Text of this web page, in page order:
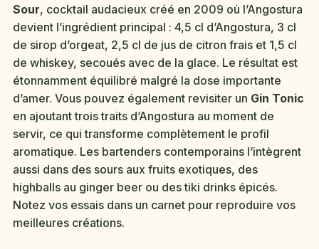
Sour, cocktail audacieux créé en 2009 où l’Angostura
devient l’ingrédient principal : 4,5 cl d’Angostura, 3 cl
de sirop d’orgeat, 2,5 cl de jus de citron frais et 1,5 cl
de whiskey, secoués avec de la glace. Le résultat est
étonnamment équilibré malgré la dose importante
d’amer. Vous pouvez également revisiter un Gin Tonic
en ajoutant trois traits d’Angostura au moment de
servir, ce qui transforme complètement le profil
aromatique. Les bartenders contemporains l’intègrent
aussi dans des sours aux fruits exotiques, des
highballs au ginger beer ou des tiki drinks épicés.
Notez vos essais dans un carnet pour reproduire vos
meilleures créations.